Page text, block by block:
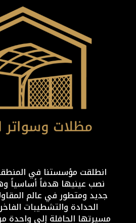
انطلقت مؤسستنا في
نصب عينيها هدفاً أساسياً
جديد ومتطور في عالم
الحدادة والتشطيبات
مسيرتها الحافلة إلى واحدة